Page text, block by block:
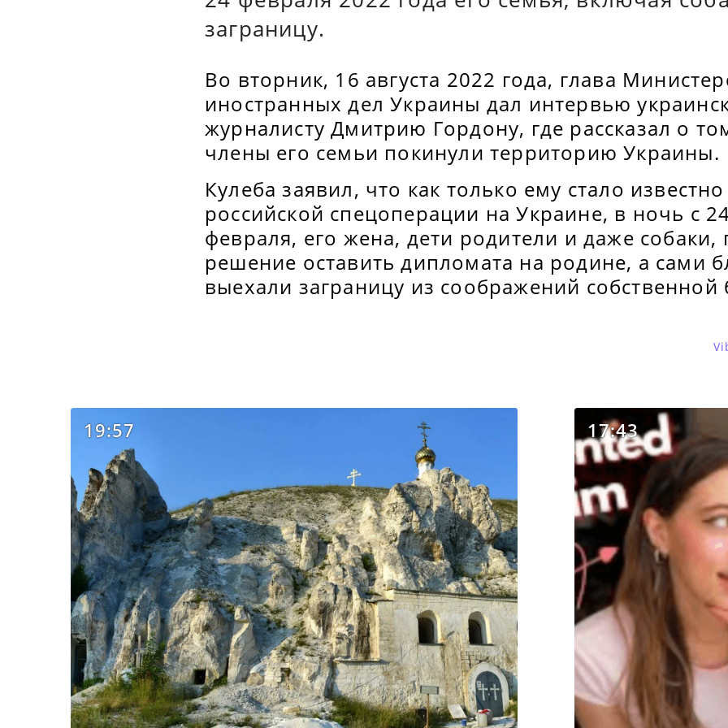
заграницу.
Во вторник, 16 августа 2022 года, глава
иностранных дел Украины дал интервью
журналисту Дмитрию Гордону, где рассказал о
члены его семьи покинули территорию Украины.
Кулеба заявил, что как только ему стало
российской спецоперации на Украине, в ночь с
февраля, его жена, дети родители и даже собаки,
решение оставить дипломата на родине, а сами
выехали заграницу из соображений собственной
19:57 17:43